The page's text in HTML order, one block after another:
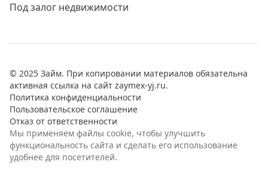
Под залог недвижимости
© 2025 Займ. При копировании материалов обязательна
активная ссылка на сайт zaymex-yj.ru.
Политика конфиденциальности
Пользовательское соглашение
Отказ от ответственности
Мы применяем файлы cookie, чтобы улучшить
функциональность сайта и сделать его использование
удобнее для посетителей.